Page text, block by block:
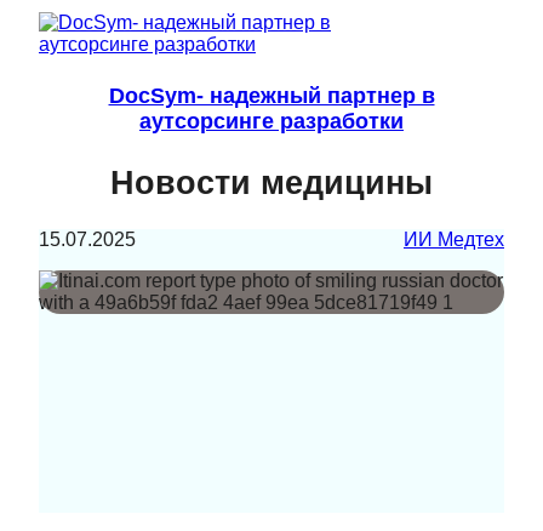
DocSym- надежный партнер в
аутсорсинге разработки
Новости медицины
15.07.2025 ИИ Медтех